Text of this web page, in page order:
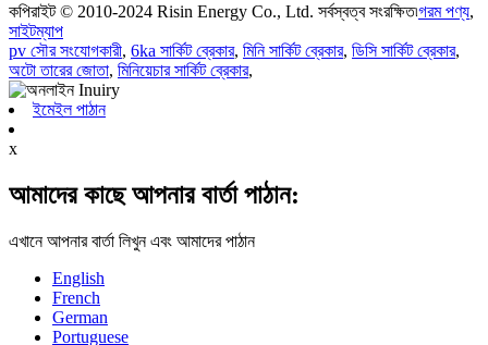
কপিরাইট © 2010-2024 Risin Energy Co., Ltd. সর্বস্বত্ব সংরক্ষিত৷গরম পণ্য,
সাইটম্যাপ
pv সৌর সংযোগকারী, 6ka সার্কিট ব্রেকার, মিনি সার্কিট ব্রেকার, ডিসি সার্কিট ব্রেকার,
অটো তারের জোতা, মিনিয়েচার সার্কিট ব্রেকার,
ইমেইল পাঠান
x
আমাদের কাছে আপনার বার্তা পাঠান:
এখানে আপনার বার্তা লিখুন এবং আমাদের পাঠান
English
French
German
Portuguese